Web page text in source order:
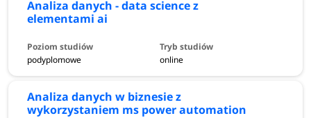
Analiza danych - data science z
elementami ai
podyplomowe online
Analiza danych w biznesie z
wykorzystaniem ms power automation